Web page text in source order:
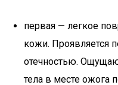
первая — легкое
кожи. Проявляется
отечностью.
тела в месте ожога